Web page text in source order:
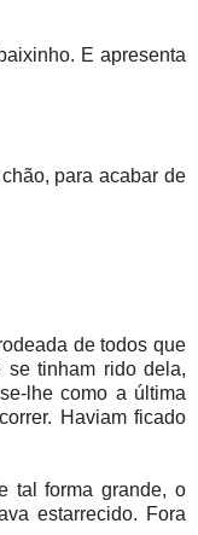
E apresenta
para acabar de
de todos que
se tinham rido dela,
lhe como a última
Haviam ficado
tal forma grande, o
estarrecido. Fora